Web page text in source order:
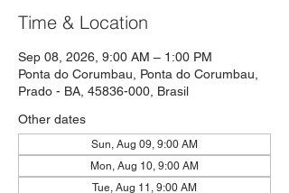
Time & Location
Sep 08, 2026, 9:00 AM – 1:00 PM
Ponta do Corumbau, Ponta do Corumbau,
Prado - BA, 45836-000, Brasil
Other dates
Sun, Aug 09, 9:00 AM
Mon, Aug 10, 9:00 AM
Tue, Aug 11, 9:00 AM